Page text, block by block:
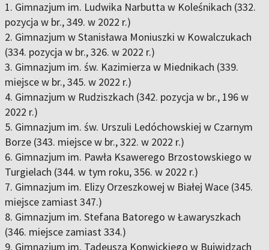
1. Gimnazjum im. Ludwika Narbutta w Koleśnikach (332.
pozycja w br., 349. w 2022 r.)
2. Gimnazjum w Stanisława Moniuszki w Kowalczukach
(334. pozycja w br., 326. w 2022 r.)
3. Gimnazjum im. św. Kazimierza w Miednikach (339.
miejsce w br., 345. w 2022 r.)
4. Gimnazjum w Rudziszkach (342. pozycja w br., 196 w
2022 r.)
5. Gimnazjum im. św. Urszuli Ledóchowskiej w Czarnym
Borze (343. miejsce w br., 322. w 2022 r.)
6. Gimnazjum im. Pawła Ksawerego Brzostowskiego w
Turgielach (344. w tym roku, 356. w 2022 r.)
7. Gimnazjum im. Elizy Orzeszkowej w Białej Wace (345.
miejsce zamiast 347.)
8. Gimnazjum im. Stefana Batorego w Ławaryszkach
(346. miejsce zamiast 334.)
9. Gimnazjum im. Tadeusza Konwickiego w Bujwidzach